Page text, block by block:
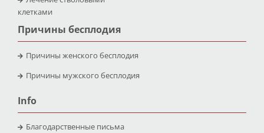
клетками
Причины бесплодия
Причины женского бесплодия
Причины мужского бесплодия
Info
Благодарственные письма